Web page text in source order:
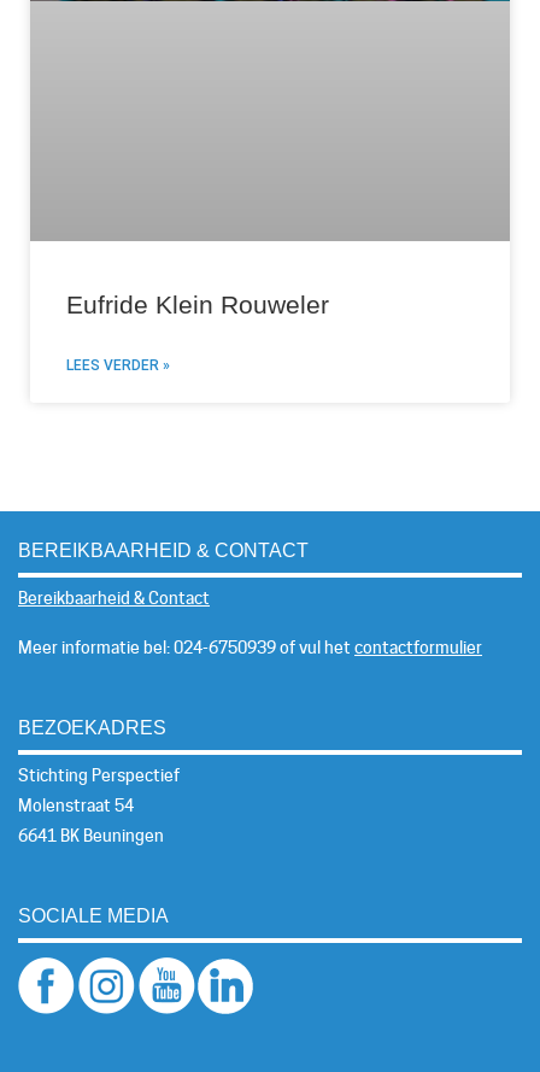
Eufride Klein Rouweler
LEES VERDER »
BEREIKBAARHEID & CONTACT
Bereikbaarheid & Contact
Meer informatie bel: 024-6750939 of vul hetcontactformulier
BEZOEKADRES
Stichting Perspectief
Molenstraat 54
6641 BK Beuningen
SOCIALE MEDIA